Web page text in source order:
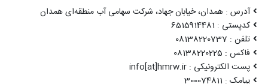
آدرس : همدان، خیابان جهاد، شرکت سهامی آب منطقه‌ای همدان
کدپستی : 6515914481
تلفن : 08138220737
فاکس : 08138220225
پست الکترونیکی : info[at]hmrw.ir
پیامک : 300074811